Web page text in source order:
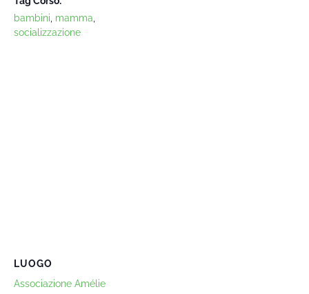
bambini mamma
socializzazione
LUOGO
Associazione Amélie